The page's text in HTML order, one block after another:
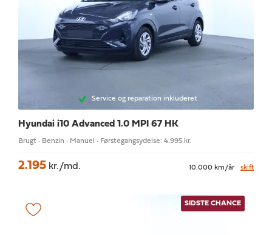
Service og reparation inkluderet
Hyundai i10 Advanced 1.0 MPI 67 HK
Brugt · Benzin · Manuel · Førstegangsydelse: 4.995 kr.
2.195 kr./md. 10.000 km/år skift
SIDSTE CHANCE